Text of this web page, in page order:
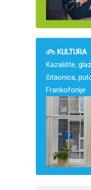
KULTURA
Kazalište,
čitaonica,
Frankofonije